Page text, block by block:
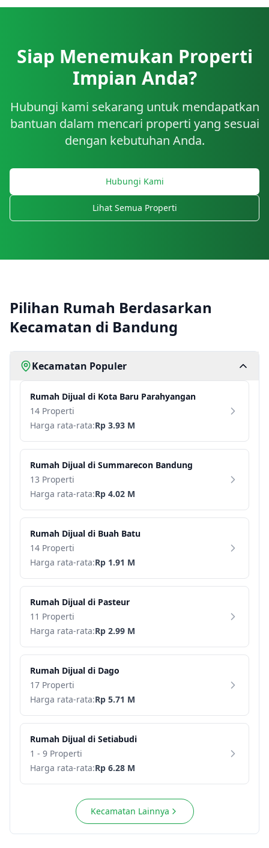
Siap Menemukan Properti
Impian Anda?
Hubungi kami sekarang untuk mendapatkan
bantuan dalam mencari properti yang sesuai
dengan kebutuhan Anda.
Hubungi Kami
Lihat Semua Properti
Pilihan Rumah Berdasarkan
Kecamatan di Bandung
Kecamatan Populer
Rumah Dijual di Kota Baru Parahyangan
14 Properti
Harga rata-rata:Rp 3.93 M
Rumah Dijual di Summarecon Bandung
13 Properti
Harga rata-rata:Rp 4.02 M
Rumah Dijual di Buah Batu
14 Properti
Harga rata-rata:Rp 1.91 M
Rumah Dijual di Pasteur
11 Properti
Harga rata-rata:Rp 2.99 M
Rumah Dijual di Dago
17 Properti
Harga rata-rata:Rp 5.71 M
Rumah Dijual di Setiabudi
1 - 9 Properti
Harga rata-rata:Rp 6.28 M
Kecamatan Lainnya